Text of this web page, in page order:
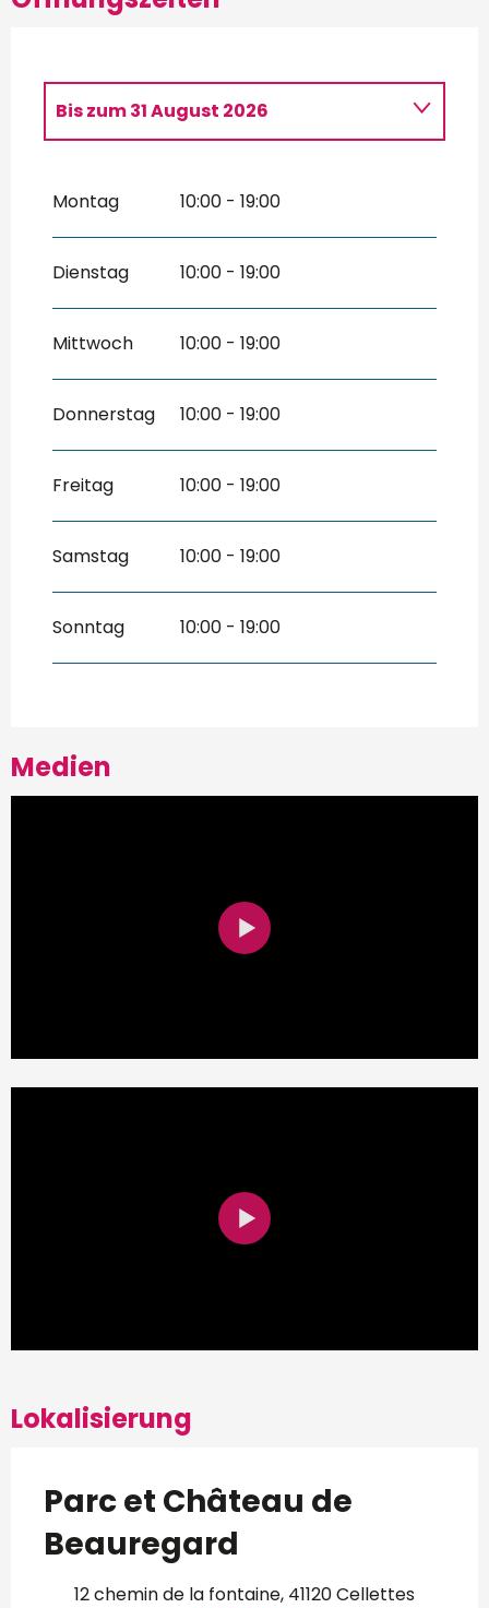
Bis zum31 August 2026
vom 26 Oktober 2026
vom7 November 2026
November 2026
Montag 10:00 - 19:00
Dienstag 10:00 - 19:00
Mittwoch 10:00 - 19:00
Donnerstag 10:00 - 19:00
Freitag 10:00 - 19:00
Samstag 10:00 - 19:00
Sonntag 10:00 - 19:00
Medien
Lokalisierung
Parc et Château de
Beauregard
12 chemin de la fontaine, 41120 Cellettes